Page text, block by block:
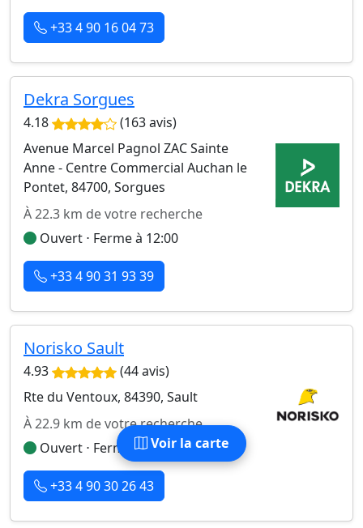
Voir la carte
+33 4 90 16 04 73
Dekra Sorgues
4.18
(163 avis)
Avenue Marcel Pagnol ZAC Sainte
Anne - Centre Commercial Auchan le
Pontet, 84700, Sorgues
À 22.3 km de votre recherche
Ouvert ⋅ Ferme à 12:00
+33 4 90 31 93 39
Norisko Sault
4.93
(44 avis)
Rte du Ventoux, 84390, Sault
À 22.9 km de votre recherche
Ouvert ⋅ Ferme à 12:00
+33 4 90 30 26 43